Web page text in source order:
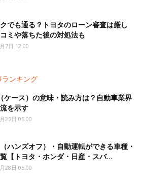
でも通る？トヨタのローン審査は厳し
ミや落ちた後の対処法も
7日 12:00
ランキング
ケース）の意味・読み方は？自動車業界
を示す
25日 05:00
ハンズオフ）・自動運転ができる車種・
【トヨタ・ホンダ・日産・スバ...
28日 05:00